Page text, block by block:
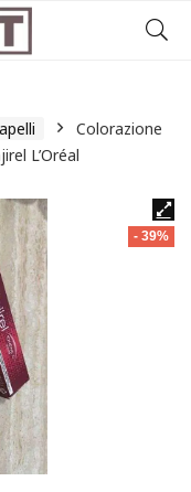
Colorazione
L’Oréal
- 39%